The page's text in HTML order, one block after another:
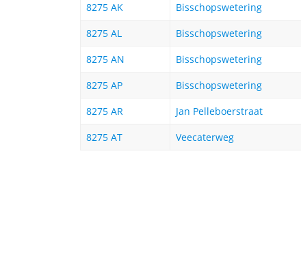
8275 AK
Bisschopswetering
8275 AL
Bisschopswetering
8275 AN
Bisschopswetering
8275 AP
Bisschopswetering
8275 AR
Jan Pelleboerstraat
8275 AT
Veecaterweg